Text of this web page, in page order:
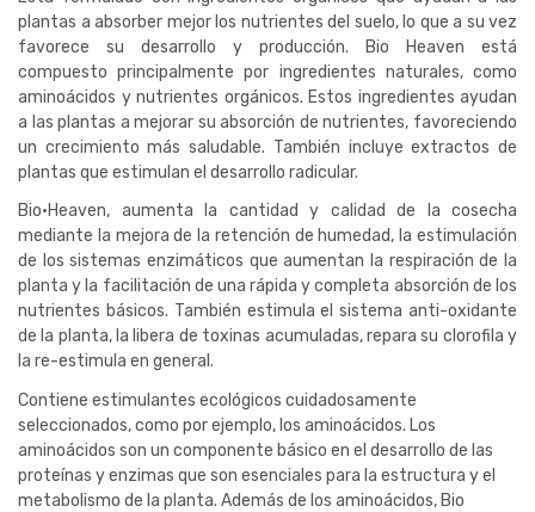
plantas a absorber mejor los nutrientes del suelo, lo que a su vez
favorece su desarrollo y producción. Bio Heaven está
compuesto principalmente por ingredientes naturales, como
aminoácidos y nutrientes orgánicos. Estos ingredientes ayudan
a las plantas a mejorar su absorción de nutrientes, favoreciendo
un crecimiento más saludable. También incluye extractos de
plantas que estimulan el desarrollo radicular.
Bio·Heaven, aumenta la cantidad y calidad de la cosecha
mediante la mejora de la retención de humedad, la estimulación
de los sistemas enzimáticos que aumentan la respiración de la
planta y la facilitación de una rápida y completa absorción de los
nutrientes básicos. También estimula el sistema anti-oxidante
de la planta, la libera de toxinas acumuladas, repara su clorofila y
la re-estimula en general.
Contiene estimulantes ecológicos cuidadosamente
seleccionados, como por ejemplo, los aminoácidos. Los
aminoácidos son un componente básico en el desarrollo de las
proteínas y enzimas que son esenciales para la estructura y el
metabolismo de la planta. Además de los aminoácidos, Bio